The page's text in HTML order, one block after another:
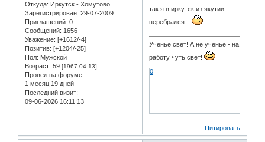
Откуда: Иркутск - Хомутово
Зарегистрирован: 29-07-2009
Приглашений: 0
Сообщений: 1656
Уважение: [+1612/-4]
Позитив: [+1204/-25]
Пол: Мужской
Возраст: 59 [1967-04-13]
Провел на форуме:
1 месяц 19 дней
Последний визит:
09-06-2026 16:11:13
так я в иркутск из якутии
перебрался...
Ученье свет! А не ученье - на
работу чуть свет!
0
Цитировать